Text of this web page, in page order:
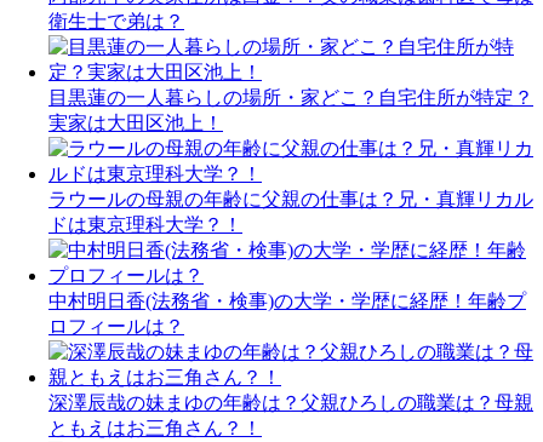
衛生士で弟は？
目黒蓮の一人暮らしの場所・家どこ？自宅住所が特定？
実家は大田区池上！
ラウールの母親の年齢に父親の仕事は？兄・真輝リカル
ドは東京理科大学？！
中村明日香(法務省・検事)の大学・学歴に経歴！年齢プ
ロフィールは？
深澤辰哉の妹まゆの年齢は？父親ひろしの職業は？母親
ともえはお三角さん？！